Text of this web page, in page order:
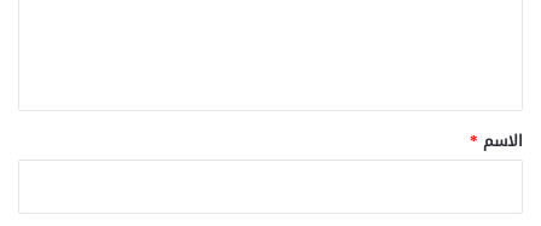
*
الاسم *